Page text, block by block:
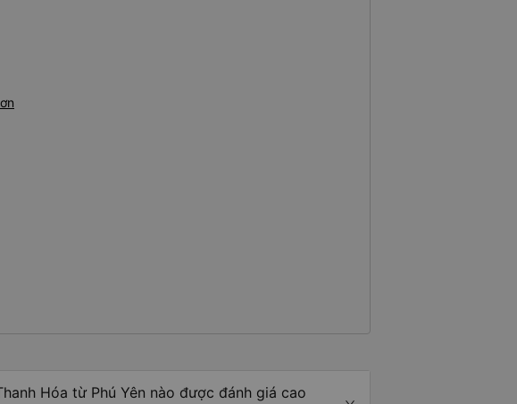
Hóa từ Phú Yên nào được đánh giá cao